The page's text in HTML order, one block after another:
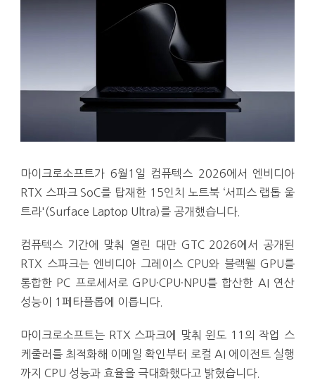
마이크로소프트가 6월1일 컴퓨텍스 2026에서 엔비디아
RTX 스파크 SoC를 탑재한 15인치 노트북 ‘서피스 랩톱 울
트라'(Surface Laptop Ultra)를 공개했습니다.
컴퓨텍스 기간에 맞춰 열린 대만 GTC 2026에서 공개된
RTX 스파크는 엔비디아 그레이스 CPU와 블랙웰 GPU를
통합한 PC 프로세서로 GPU·CPU·NPU를 합산한 AI 연산
성능이 1페타플롭에 이릅니다.
마이크로소프트는 RTX 스파크에 맞춰 윈도 11의 작업 스
케줄러를 최적화해 이메일 확인부터 로컬 AI 에이전트 실행
까지 CPU 성능과 효율을 극대화했다고 밝혔습니다.